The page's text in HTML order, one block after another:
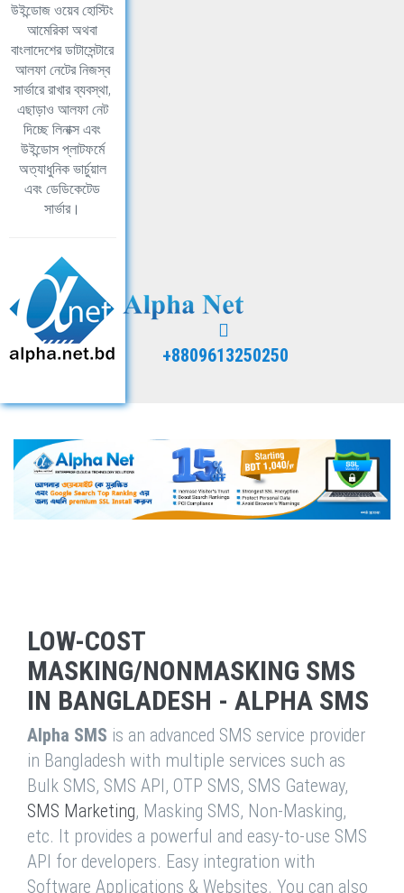
উইন্ডোজ ওয়েব হোস্টিং
আমেরিকা অথবা
বাংলাদেশের ডাটাসেন্টারে
আলফা নেটের নিজস্ব
সার্ভারে রাখার ব্যবস্থা,
এছাড়াও আলফা নেট
দিচ্ছে লিনাক্স এবং
উইন্ডোস প্লাটফর্মে
অত্যাধুনিক ভার্চুয়াল
এবং ডেডিকেটেড
সার্ভার।
+8809613250250
LOW-COST
MASKING/NONMASKING SMS
IN BANGLADESH - ALPHA SMS
Alpha SMS is an advanced SMS service provider
in Bangladesh with multiple services such as
Bulk SMS, SMS API, OTP SMS, SMS Gateway,
SMS Marketing, Masking SMS, Non-Masking,
etc. It provides a powerful and easy-to-use SMS
API for developers. Easy integration with
Software Applications & Websites. You can also